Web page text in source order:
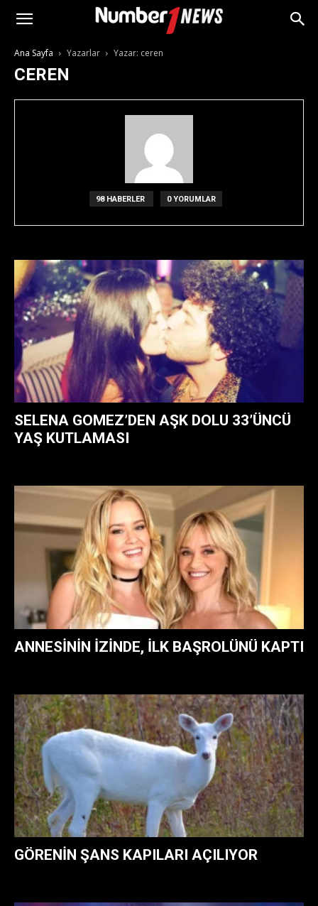
Ana Sayfa Yazarlar Yazar: ceren
CEREN
98 HABERLER 0 YORUMLAR
SELENA GOMEZ’DEN AŞK DOLU 33’ÜNCÜ
YAŞ KUTLAMASI
ANNESININ IZINDE, ILK BAŞROLÜNÜ KAPTI
GÖRENIN ŞANS KAPILARI AÇILIYOR